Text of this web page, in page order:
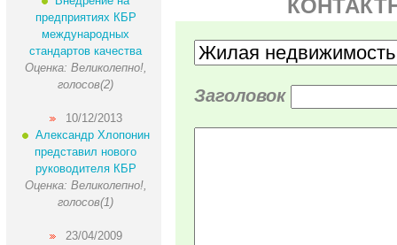
предприятиях КБР
международных
стандартов качества
Оценка: Великолепно!,
голосов(2)
10/12/2013
Александр Хлопонин
представил нового
руководителя КБР
Оценка: Великолепно!,
голосов(1)
23/04/2009
Заголовок